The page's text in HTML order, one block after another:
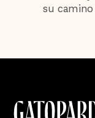
su